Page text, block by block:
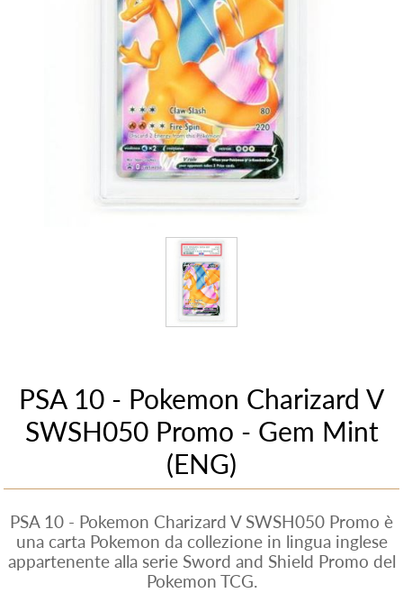
PSA 10 - Pokemon Charizard V
SWSH050 Promo - Gem Mint
(ENG)
PSA 10 - Pokemon Charizard V SWSH050 Promo è
una carta Pokemon da collezione in lingua inglese
appartenente alla serie Sword and Shield Promo del
Pokemon TCG.